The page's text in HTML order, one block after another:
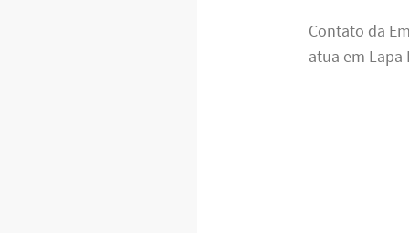
Contato da
atua em Lapa